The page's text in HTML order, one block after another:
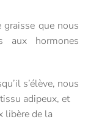
que nous
aux hormones
s’élève, nous
adipeux, et
libère de la